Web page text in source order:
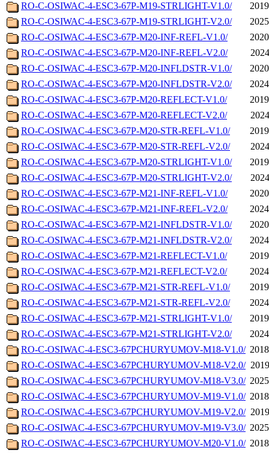
RO-C-OSIWAC-4-ESC3-67P-M19-STRLIGHT-V1.0/
RO-C-OSIWAC-4-ESC3-67P-M19-STRLIGHT-V2.0/
RO-C-OSIWAC-4-ESC3-67P-M20-INF-REFL-V1.0/
RO-C-OSIWAC-4-ESC3-67P-M20-INF-REFL-V2.0/
RO-C-OSIWAC-4-ESC3-67P-M20-INFLDSTR-V1.0/
RO-C-OSIWAC-4-ESC3-67P-M20-INFLDSTR-V2.0/
RO-C-OSIWAC-4-ESC3-67P-M20-REFLECT-V1.0/
RO-C-OSIWAC-4-ESC3-67P-M20-REFLECT-V2.0/
RO-C-OSIWAC-4-ESC3-67P-M20-STR-REFL-V1.0/
RO-C-OSIWAC-4-ESC3-67P-M20-STR-REFL-V2.0/
RO-C-OSIWAC-4-ESC3-67P-M20-STRLIGHT-V1.0/
RO-C-OSIWAC-4-ESC3-67P-M20-STRLIGHT-V2.0/
RO-C-OSIWAC-4-ESC3-67P-M21-INF-REFL-V1.0/
RO-C-OSIWAC-4-ESC3-67P-M21-INF-REFL-V2.0/
RO-C-OSIWAC-4-ESC3-67P-M21-INFLDSTR-V1.0/
RO-C-OSIWAC-4-ESC3-67P-M21-INFLDSTR-V2.0/
RO-C-OSIWAC-4-ESC3-67P-M21-REFLECT-V1.0/
RO-C-OSIWAC-4-ESC3-67P-M21-REFLECT-V2.0/
RO-C-OSIWAC-4-ESC3-67P-M21-STR-REFL-V1.0/
RO-C-OSIWAC-4-ESC3-67P-M21-STR-REFL-V2.0/
RO-C-OSIWAC-4-ESC3-67P-M21-STRLIGHT-V1.0/
RO-C-OSIWAC-4-ESC3-67P-M21-STRLIGHT-V2.0/
RO-C-OSIWAC-4-ESC3-67PCHURYUMOV-M18-V1.0/
RO-C-OSIWAC-4-ESC3-67PCHURYUMOV-M18-V2.0/
RO-C-OSIWAC-4-ESC3-67PCHURYUMOV-M18-V3.0/
RO-C-OSIWAC-4-ESC3-67PCHURYUMOV-M19-V1.0/
RO-C-OSIWAC-4-ESC3-67PCHURYUMOV-M19-V2.0/
RO-C-OSIWAC-4-ESC3-67PCHURYUMOV-M19-V3.0/
RO-C-OSIWAC-4-ESC3-67PCHURYUMOV-M20-V1.0/